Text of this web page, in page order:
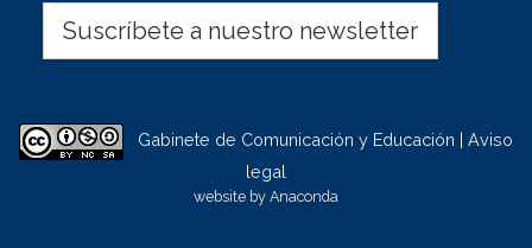
Suscríbete a nuestro newsletter
Gabinete de Comunicación y Educación | Aviso
legal
website by Anaconda